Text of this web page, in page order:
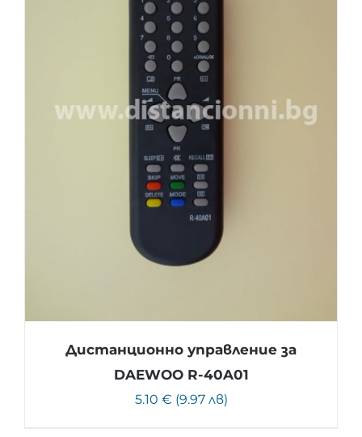
Дистанционно управление за
DAEWOO R-40A01
5.10 € (9.97 лв)